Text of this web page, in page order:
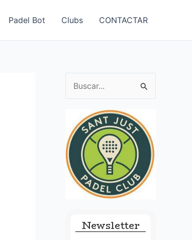
Padel Bot Clubs CONTACTAR
u
a
r
Newsletter